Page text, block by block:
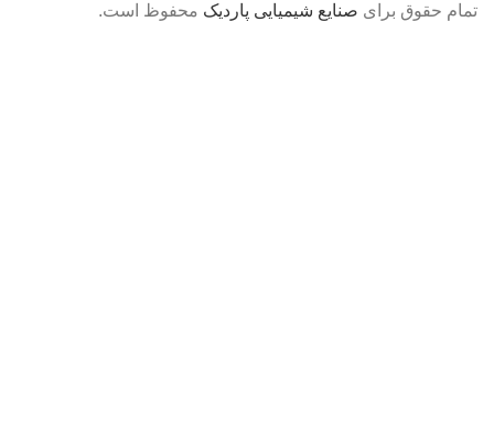
تمام حقوق برای صنایع شیمیایی پاردیک محفوظ است.